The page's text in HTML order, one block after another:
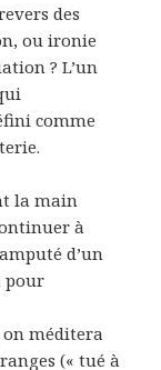
des
ou ironie
? L’un
comme
la main
à
d’un
pour
méditera
(« tué à